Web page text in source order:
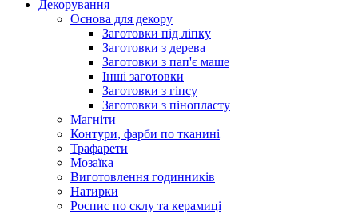
Декорування
Основа для декору
Заготовки під ліпку
Заготовки з дерева
Заготовки з пап'є маше
Інші заготовки
Заготовки з гіпсу
Заготовки з пінопласту
Магніти
Контури, фарби по тканині
Трафарети
Мозаїка
Виготовлення годинників
Натирки
Роспис по склу та керамиці